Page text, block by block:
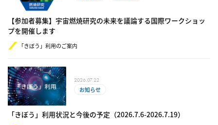
【参加者募集】宇宙燃焼研究の未来を議論する国際ワークショッ
プを開催します
「きぼう」利用のご案内
2026.07.22
お知らせ
「きぼう」利用状況と今後の予定（2​0​26.​7.6-​2​0​26.7.19）